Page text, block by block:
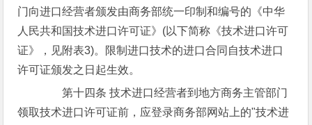
门向进口经营者颁发由商务部统一印制和编号的《中华
人民共和国技术进口许可证》(以下简称《技术进口许可
证》，见附表3)。限制进口技术的进口合同自技术进口
许可证颁发之日起生效。
第十四条 技术进口经营者到地方商务主管部门
领取技术进口许可证前，应登录商务部网站上的"技术进